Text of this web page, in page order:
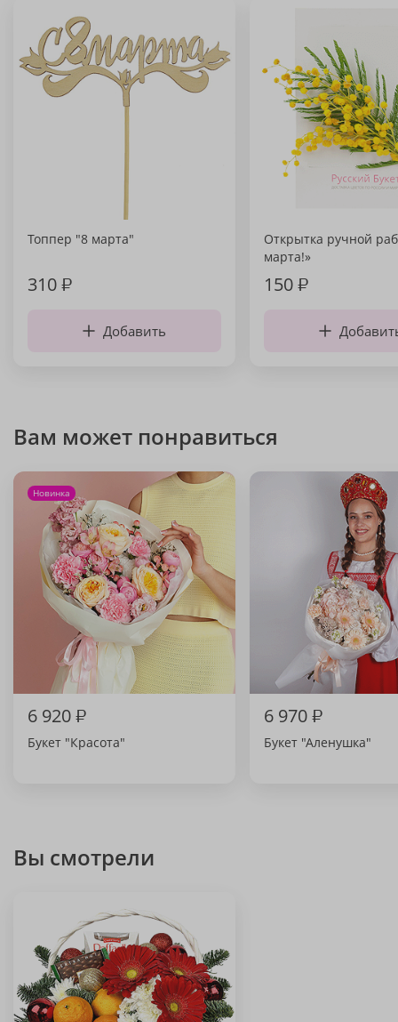
Топпер "8 марта"
310₽
Добавить
Открытка ручной
марта!»
150₽
Вам может понравиться
Новинка
6 920₽
Букет "Красота"
6 970₽
Букет "Аленушка"
Вы смотрели